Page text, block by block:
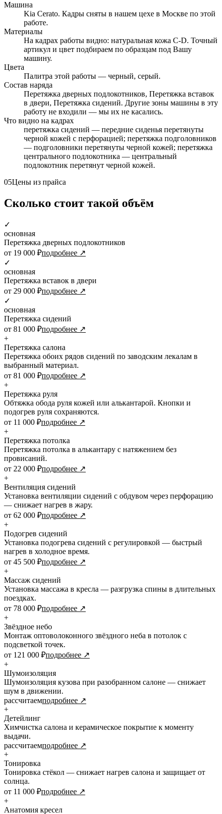
Машина
Kia Cerato. Кадры сняты в нашем цехе в Москве по этой
работе.
Материалы
На кадрах работы видно: натуральная кожа C-D. Точный
артикул и цвет подбираем по образцам под Вашу
машину.
Цвета
Палитра этой работы — черный, серый.
Состав наряда
Перетяжка дверных подлокотников, Перетяжка вставок
в двери, Перетяжка сидений. Другие зоны машины в эту
работу не входили — мы их не касались.
Что видно на кадрах
перетяжка сидений — передние сиденья перетянуты
черной кожей с перфорацией; перетяжка подголовников
— подголовники перетянуты черной кожей; перетяжка
центрального подлокотника — центральный
подлокотник перетянут черной кожей.
05Цены из прайса
Сколько стоит такой объём
✓
основная
Перетяжка дверных подлокотников
от 19 000 ₽подробнее ↗
✓
основная
Перетяжка вставок в двери
от 29 000 ₽подробнее ↗
✓
основная
Перетяжка сидений
от 81 000 ₽подробнее ↗
+
Перетяжка салона
Перетяжка обоих рядов сидений по заводским лекалам в
выбранный материал.
от 81 000 ₽подробнее ↗
+
Перетяжка руля
Обтяжка обода руля кожей или алькантарой. Кнопки и
подогрев руля сохраняются.
от 11 000 ₽подробнее ↗
+
Перетяжка потолка
Перетяжка потолка в алькантару с натяжением без
провисаний.
от 22 000 ₽подробнее ↗
+
Вентиляция сидений
Установка вентиляции сидений с обдувом через перфорацию
— снижает нагрев в жару.
от 62 000 ₽подробнее ↗
+
Подогрев сидений
Установка подогрева сидений с регулировкой — быстрый
нагрев в холодное время.
от 45 500 ₽подробнее ↗
+
Массаж сидений
Установка массажа в кресла — разгрузка спины в длительных
поездках.
от 78 000 ₽подробнее ↗
+
Звёздное небо
Монтаж оптоволоконного звёздного неба в потолок с
подсветкой точек.
от 121 000 ₽подробнее ↗
+
Шумоизоляция
Шумоизоляция кузова при разобранном салоне — снижает
шум в движении.
рассчитаемподробнее ↗
+
Детейлинг
Химчистка салона и керамическое покрытие к моменту
выдачи.
рассчитаемподробнее ↗
+
Тонировка
Тонировка стёкол — снижает нагрев салона и защищает от
солнца.
от 11 000 ₽подробнее ↗
+
Анатомия кресел